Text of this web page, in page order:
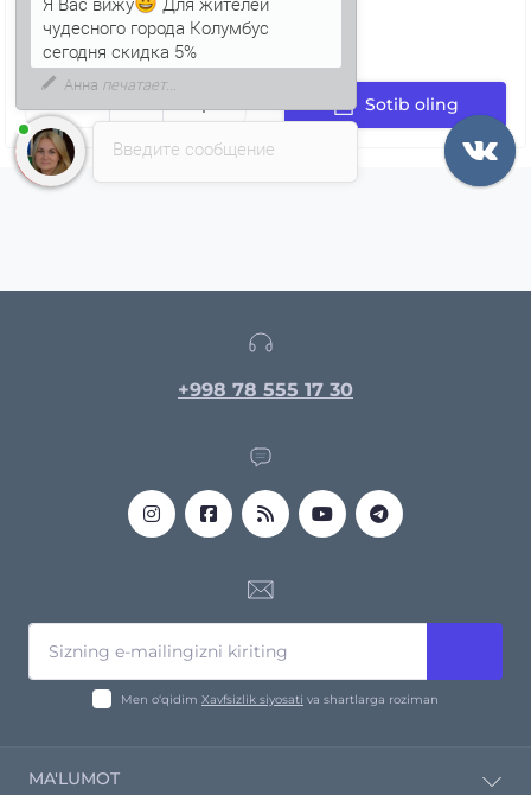
Sotib oling
+998 78 555 17 30
Men o‘qidim Xavfsizlik siyosati va shartlarga roziman
MA'LUMOT
Введите сообщение
Я Вас вижу
Для жителей
чудесного города Колумбус
сегодня скидка 5%